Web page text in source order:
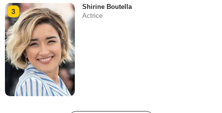
3
Shirine Boutella
Actrice